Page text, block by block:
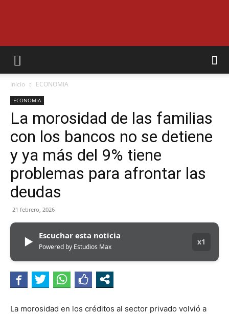
EL
Inicio ECONOMIA
ECONOMIA
La morosidad de las familias
con los bancos no se detiene
y ya más del 9% tiene
problemas para afrontar las
deudas
21 febrero, 2026
▶ Escuchar esta noticia
Powered by Estudios Max
x1
La morosidad en los créditos al sector privado volvió a